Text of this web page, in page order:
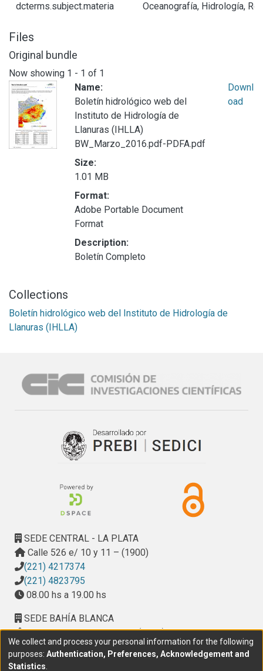
dcterms.subject.materia Oceanografía, Hidrología,
Files
Original bundle
Now showing 1 - 1 of 1
Name:
Boletín hidrológico web del
Instituto de Hidrología de
Llanuras (IHLLA)
BW_Marzo_2016.pdf-PDFA.pdf
Size:
1.01 MB
Format:
Adobe Portable Document
Format
Description:
Boletín Completo
Downl
oad
Collections
Boletín hidrológico web del Instituto de Hidrología de
Llanuras (IHLLA)
SEDE CENTRAL - LA PLATA
Calle 526 e/ 10 y 11 – (1900)
(221) 4217374
(221) 4823795
08.00 hs a 19.00 hs
SEDE BAHÍA BLANCA
Calle Ciudad de Cali 320 – (8000). Universidad
Provincial del Sudoeste (UPSO)
(291) 459 2550
, interno 147
We collect and process your personal information for the following
purposes: Authentication, Preferences, Acknowledgement and
Statistics